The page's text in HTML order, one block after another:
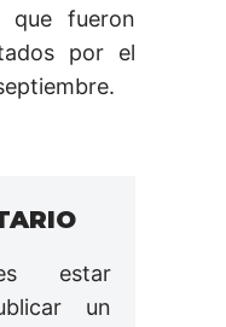
que fueron
por el
estar
un